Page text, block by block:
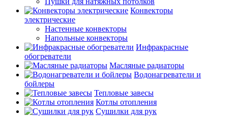
Конвекторы
электрические
Настенные конвекторы
Напольные конвекторы
Инфракрасные
обогреватели
Масляные радиаторы
Водонагреватели и
бойлеры
Тепловые завесы
Котлы отопления
Сушилки для рук